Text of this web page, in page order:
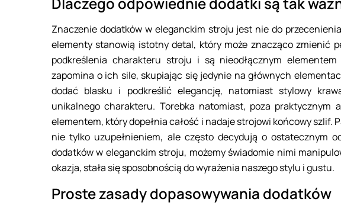
Znaczenie dodatków w eleganckim stroju jest nie do
elementy stanowią istotny detal, który może znacząco zmienić
podkreślenia charakteru stroju i są nieodłącznym
zapomina o ich sile, skupiając się jedynie na głównych
dodać blasku i podkreślić elegancję, natomiast stylowy
unikalnego charakteru. Torebka natomiast, poza praktycznym
elementem, który dopełnia całość i nadaje strojowi końcowy szlif.
nie tylko uzupełnieniem, ale często decydują o ostatecznym
dodatków w eleganckim stroju, możemy świadomie nimi
okazja, stała się sposobnością do wyrażenia naszego stylu i gustu.
Proste zasady dopasowywania dodatków